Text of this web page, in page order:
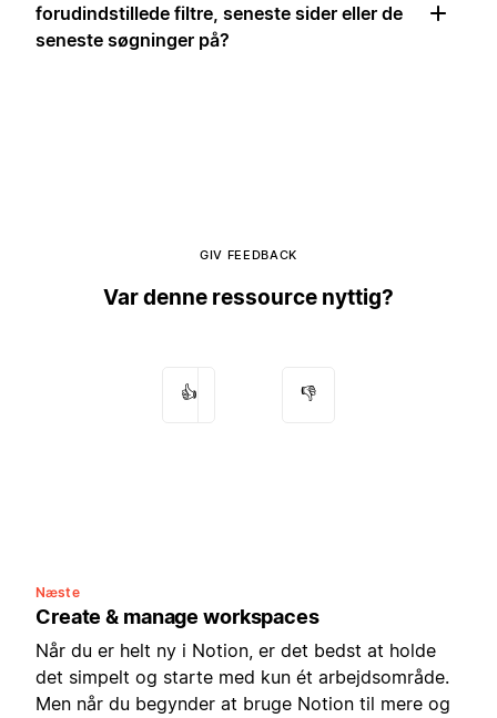
forudindstillede filtre, seneste sider eller de
seneste søgninger på?
GIV FEEDBACK
Var denne ressource nyttig?
👍 👎
Næste
Create & manage workspaces
Når du er helt ny i Notion, er det bedst at holde
det simpelt og starte med kun ét arbejdsområde.
Men når du begynder at bruge Notion til mere og